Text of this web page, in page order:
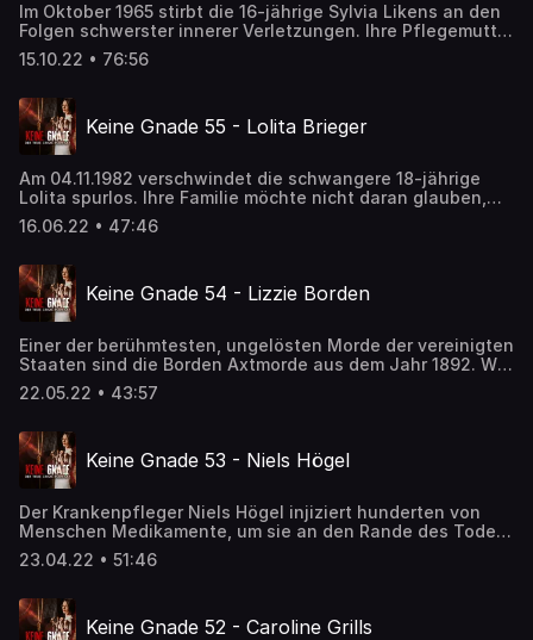
Im Oktober 1965 stirbt die 16-jährige Sylvia Likens an den
Folgen schwerster innerer Verletzungen. Ihre Pflegemutter
Gertrude behauptet, eine Horde wildgewordener Jungs
sei dafür verantwortlich. Doch die Wahrheit ist eine ganz
15.10.22 • 76:56
Keine Gnade 55 - Lolita Brieger
Am 04.11.1982 verschwindet die schwangere 18-jährige
Lolita spurlos. Ihre Familie möchte nicht daran glauben,
dass ihre geliebte Tochter einfach weggelaufen ist. Eine
29 Jahre dauernde Odyssee beginnt.
16.06.22 • 47:46
Keine Gnade 54 - Lizzie Borden
Einer der berühmtesten, ungelösten Morde der vereinigten
Staaten sind die Borden Axtmorde aus dem Jahr 1892. War
es wirklich Tochter Lizzie, die aus Habgier ihren eigenen
Vater und ihre Stiefmutter ermordete?
22.05.22 • 43:57
Keine Gnade 53 - Niels Högel
Der Krankenpfleger Niels Högel injiziert hunderten von
Menschen Medikamente, um sie an den Rande des Todes
zu bringen und sie schließlich wieder reanimieren zu
können. Er genießt die Aufmerksamkeit als Lebensretter.
stört ihn nicht.
23.04.22 • 51:46
Keine Gnade 52 - Caroline Grills